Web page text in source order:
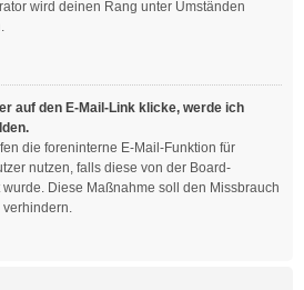
wird deinen Rang unter Umständen
auf den E-Mail-Link klicke, werde ich
die foreninterne E-Mail-Funktion für
nutzen, falls diese von der Board-
Diese Maßnahme soll den Missbrauch
verhindern.